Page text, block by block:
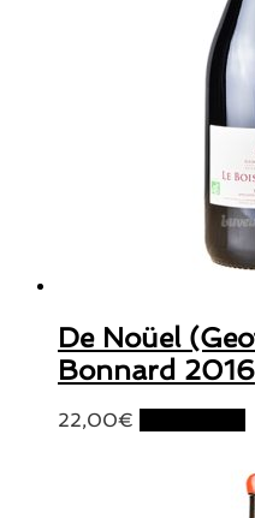
De Noüel
Bonnard 2016
22,00€